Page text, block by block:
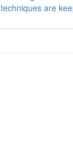
techniques are